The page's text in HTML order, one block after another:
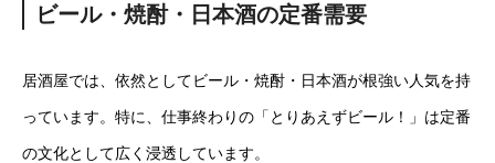
ビール・焼酎・日本酒の定番需要
居酒屋では、依然としてビール・焼酎・日本酒が根強い人気を持
っています。特に、仕事終わりの「とりあえずビール！」は定番
の文化として広く浸透しています。